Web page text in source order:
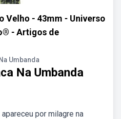
Velho - 43mm - Universo
- Artigos de
Umbanda
Na Umbanda
por milagre na